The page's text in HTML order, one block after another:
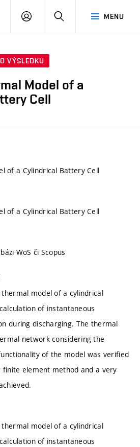
MENU
PŘIHLÁSIT
VÝSLEDKU
Model of a
Cell
of a Cylindrical Battery Cell
of a Cylindrical Battery Cell
WoS či Scopus
model of a cylindrical
of instantaneous
during discharging. The thermal
network considering the
of the model was verified
finite element method and a very
model of a cylindrical
of instantaneous